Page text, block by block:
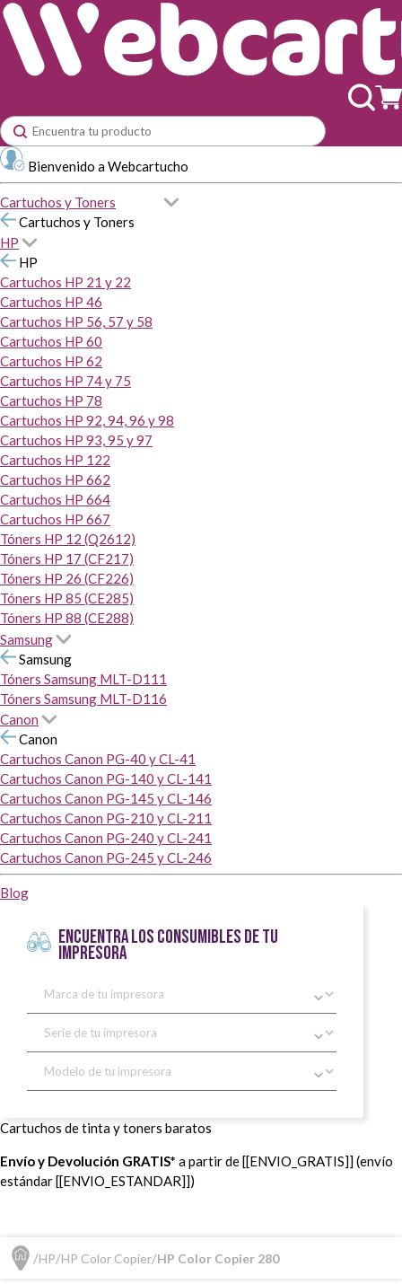
Bienvenido a Webcartucho
Cartuchos y Toners
Cartuchos y Toners
HP
HP
Cartuchos HP 21 y 22
Cartuchos HP 46
Cartuchos HP 56, 57 y 58
Cartuchos HP 60
Cartuchos HP 62
Cartuchos HP 74 y 75
Cartuchos HP 78
Cartuchos HP 92, 94, 96 y 98
Cartuchos HP 93, 95 y 97
Cartuchos HP 122
Cartuchos HP 662
Cartuchos HP 664
Cartuchos HP 667
Tóners HP 12 (Q2612)
Tóners HP 17 (CF217)
Tóners HP 26 (CF226)
Tóners HP 85 (CE285)
Tóners HP 88 (CE288)
Samsung
Samsung
Tóners Samsung MLT-D111
Tóners Samsung MLT-D116
Canon
Canon
Cartuchos Canon PG-40 y CL-41
Cartuchos Canon PG-140 y CL-141
Cartuchos Canon PG-145 y CL-146
Cartuchos Canon PG-210 y CL-211
Cartuchos Canon PG-240 y CL-241
Cartuchos Canon PG-245 y CL-246
Blog
ENCUENTRA LOS CONSUMIBLES DE TU
IMPRESORA
Cartuchos de tinta y toners baratos
Envío y Devolución GRATIS* a partir de [[ENVIO_GRATIS]] (envío
estándar [[ENVIO_ESTANDAR]])
HP HP Color Copier HP Color Copier 280